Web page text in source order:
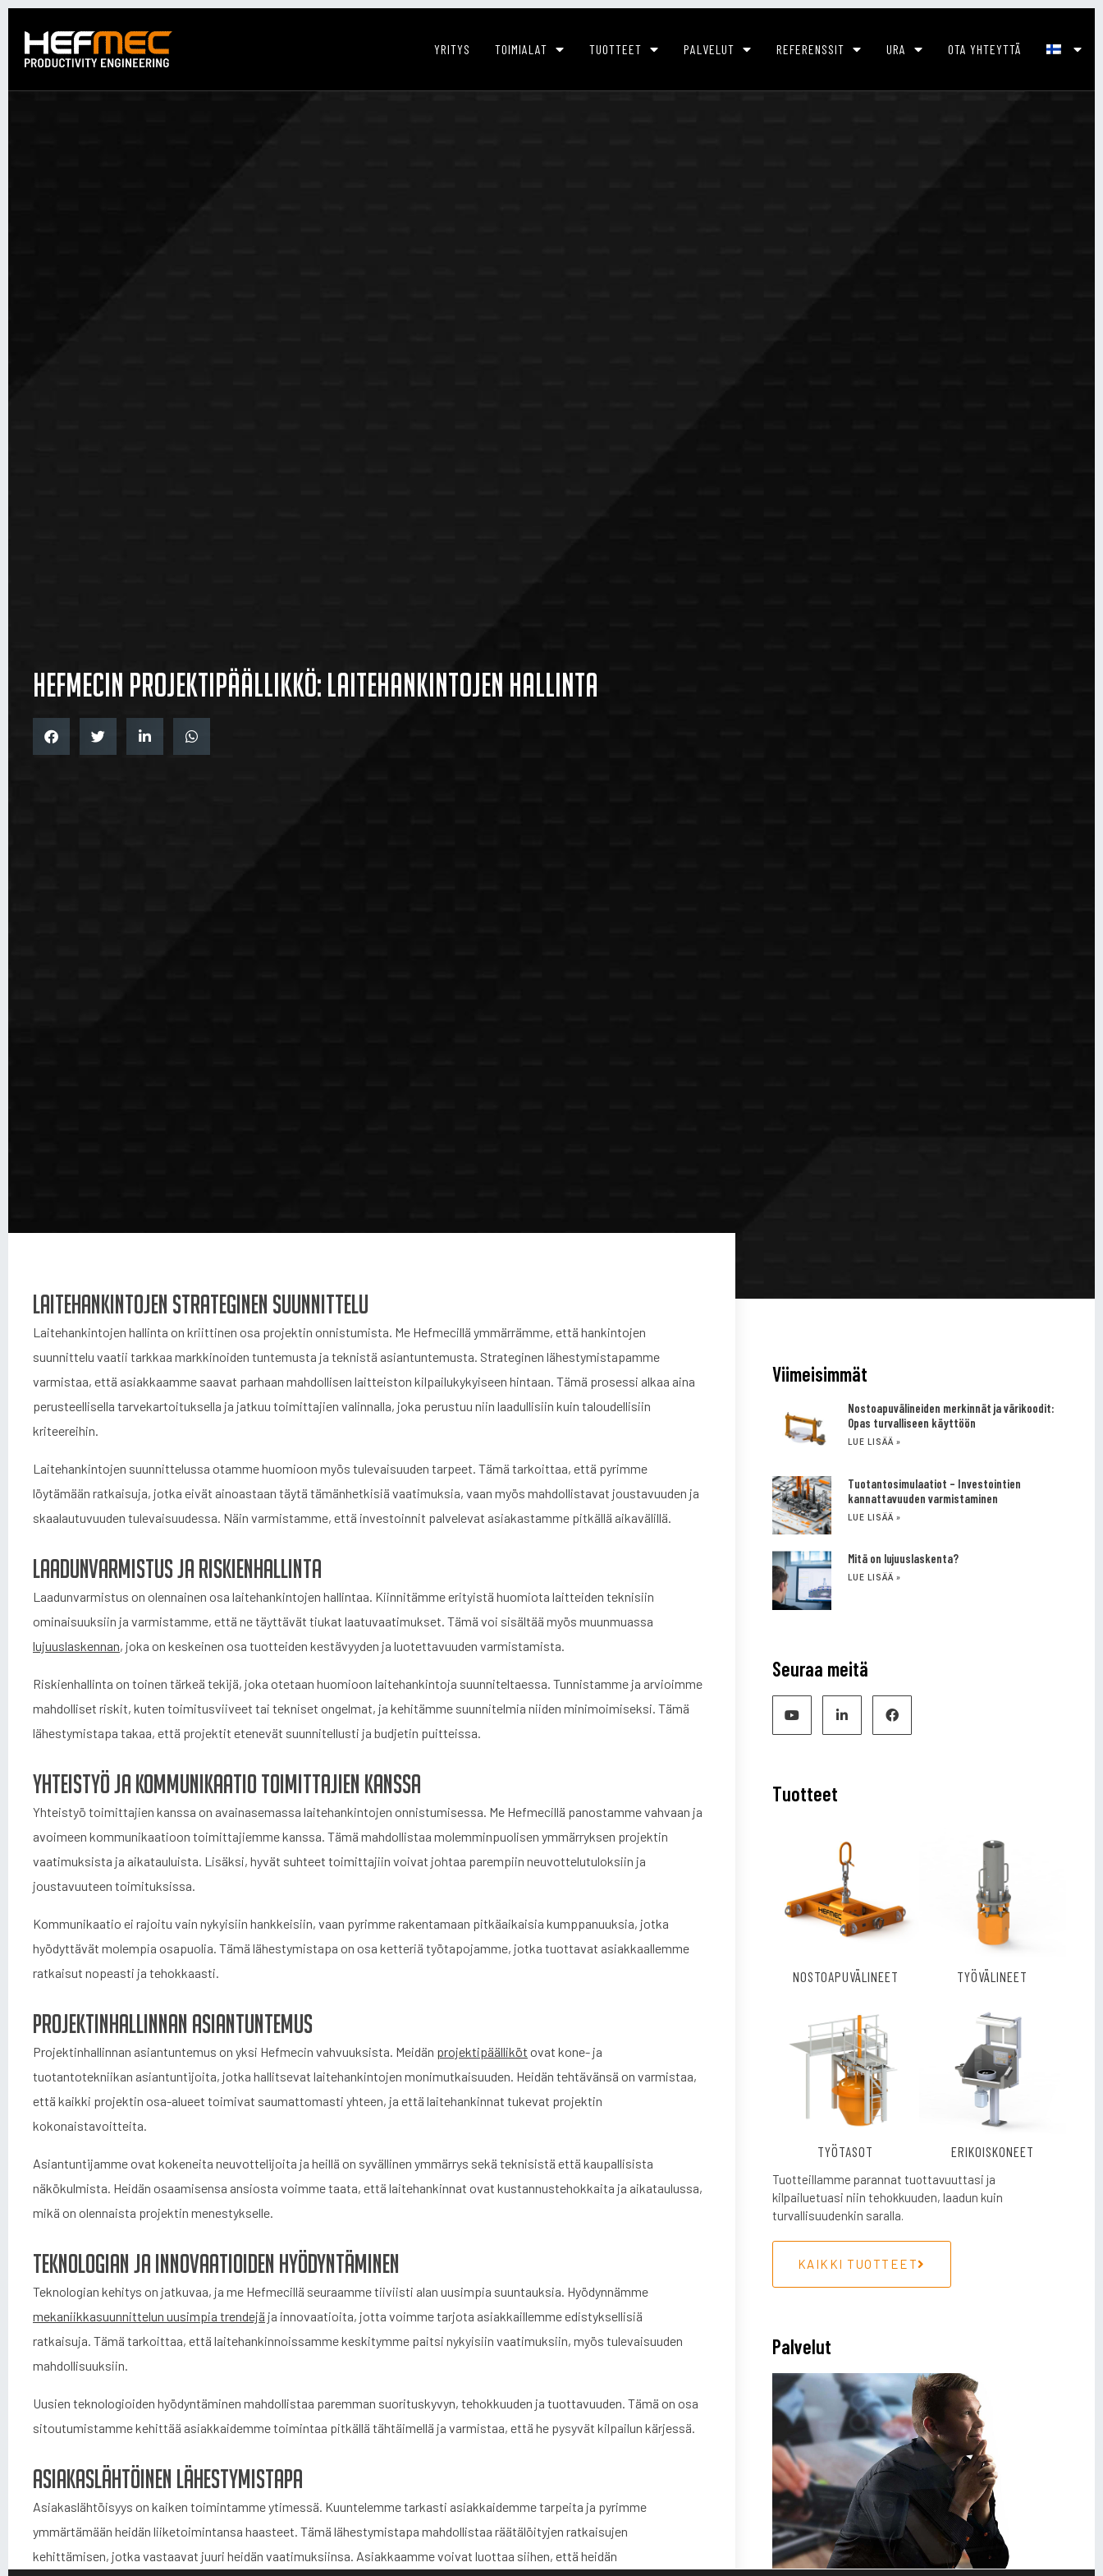
YRITYS TOIMIALAT TUOTTEET PALVELUT REFERENSSIT URA OTA YHTEYTTÄ
Hefmecin projektipäällikkö: Laitehankintojen hallinta
Laitehankintojen strateginen suunnittelu
Laitehankintojen hallinta on kriittinen osa projektin onnistumista. Me Hefmecillä ymmärrämme, että hankintojen
suunnittelu vaatii tarkkaa markkinoiden tuntemusta ja teknistä asiantuntemusta. Strateginen lähestymistapamme
varmistaa, että asiakkaamme saavat parhaan mahdollisen laitteiston kilpailukykyiseen hintaan. Tämä prosessi alkaa aina
perusteellisella tarvekartoituksella ja jatkuu toimittajien valinnalla, joka perustuu niin laadullisiin kuin taloudellisiin
kriteereihin.
Laitehankintojen suunnittelussa otamme huomioon myös tulevaisuuden tarpeet. Tämä tarkoittaa, että pyrimme
löytämään ratkaisuja, jotka eivät ainoastaan täytä tämänhetkisiä vaatimuksia, vaan myös mahdollistavat joustavuuden ja
skaalautuvuuden tulevaisuudessa. Näin varmistamme, että investoinnit palvelevat asiakastamme pitkällä aikavälillä.
Laadunvarmistus ja riskienhallinta
Laadunvarmistus on olennainen osa laitehankintojen hallintaa. Kiinnitämme erityistä huomiota laitteiden teknisiin
ominaisuuksiin ja varmistamme, että ne täyttävät tiukat laatuvaatimukset. Tämä voi sisältää myös muunmuassa
lujuuslaskennan, joka on keskeinen osa tuotteiden kestävyyden ja luotettavuuden varmistamista.
Riskienhallinta on toinen tärkeä tekijä, joka otetaan huomioon laitehankintoja suunniteltaessa. Tunnistamme ja arvioimme
mahdolliset riskit, kuten toimitusviiveet tai tekniset ongelmat, ja kehitämme suunnitelmia niiden minimoimiseksi. Tämä
lähestymistapa takaa, että projektit etenevät suunnitellusti ja budjetin puitteissa.
Yhteistyö ja kommunikaatio toimittajien kanssa
Yhteistyö toimittajien kanssa on avainasemassa laitehankintojen onnistumisessa. Me Hefmecillä panostamme vahvaan ja
avoimeen kommunikaatioon toimittajiemme kanssa. Tämä mahdollistaa molemminpuolisen ymmärryksen projektin
vaatimuksista ja aikatauluista. Lisäksi, hyvät suhteet toimittajiin voivat johtaa parempiin neuvottelutuloksiin ja
joustavuuteen toimituksissa.
Kommunikaatio ei rajoitu vain nykyisiin hankkeisiin, vaan pyrimme rakentamaan pitkäaikaisia kumppanuuksia, jotka
hyödyttävät molempia osapuolia. Tämä lähestymistapa on osa ketteriä työtapojamme, jotka tuottavat asiakkaallemme
ratkaisut nopeasti ja tehokkaasti.
Projektinhallinnan asiantuntemus
Projektinhallinnan asiantuntemus on yksi Hefmecin vahvuuksista. Meidän projektipäälliköt ovat kone- ja
tuotantotekniikan asiantuntijoita, jotka hallitsevat laitehankintojen monimutkaisuuden. Heidän tehtävänsä on varmistaa,
että kaikki projektin osa-alueet toimivat saumattomasti yhteen, ja että laitehankinnat tukevat projektin
kokonaistavoitteita.
Asiantuntijamme ovat kokeneita neuvottelijoita ja heillä on syvällinen ymmärrys sekä teknisistä että kaupallisista
näkökulmista. Heidän osaamisensa ansiosta voimme taata, että laitehankinnat ovat kustannustehokkaita ja aikataulussa,
mikä on olennaista projektin menestykselle.
Teknologian ja innovaatioiden hyödyntäminen
Teknologian kehitys on jatkuvaa, ja me Hefmecillä seuraamme tiiviisti alan uusimpia suuntauksia. Hyödynnämme
mekaniikkasuunnittelun uusimpia trendejä ja innovaatioita, jotta voimme tarjota asiakkaillemme edistyksellisiä
ratkaisuja. Tämä tarkoittaa, että laitehankinnoissamme keskitymme paitsi nykyisiin vaatimuksiin, myös tulevaisuuden
mahdollisuuksiin.
Uusien teknologioiden hyödyntäminen mahdollistaa paremman suorituskyvyn, tehokkuuden ja tuottavuuden. Tämä on osa
sitoutumistamme kehittää asiakkaidemme toimintaa pitkällä tähtäimellä ja varmistaa, että he pysyvät kilpailun kärjessä.
Asiakaslähtöinen lähestymistapa
Asiakaslähtöisyys on kaiken toimintamme ytimessä. Kuuntelemme tarkasti asiakkaidemme tarpeita ja pyrimme
ymmärtämään heidän liiketoimintansa haasteet. Tämä lähestymistapa mahdollistaa räätälöityjen ratkaisujen
kehittämisen, jotka vastaavat juuri heidän vaatimuksiinsa. Asiakkaamme voivat luottaa siihen, että heidän
Viimeisimmät
Nostoapuvälineiden merkinnät ja värikoodit:
Opas turvalliseen käyttöön
LUE LISÄÄ »
Tuotantosimulaatiot – Investointien
kannattavuuden varmistaminen
LUE LISÄÄ »
Mitä on lujuuslaskenta?
LUE LISÄÄ »
Seuraa meitä
Tuotteet
NOSTOAPUVÄLINEET TYÖVÄLINEET
TYÖTASOT ERIKOISKONEET
Tuotteillamme parannat tuottavuuttasi ja
kilpailuetuasi niin tehokkuuden, laadun kuin
turvallisuudenkin saralla.
KAIKKI TUOTTEET
Palvelut